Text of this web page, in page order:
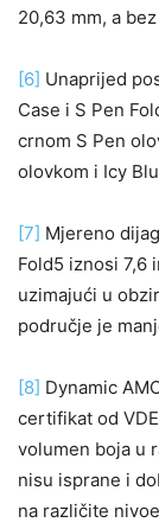
20,63 mm, a
[6] Unaprijed
Case i S Pen
crnom S Pen
olovkom i Icy
[7] Mjereno
Fold5 iznosi 7,6
uzimajući u
područje je
[8] Dynamic
certifikat od
volumen boja u
nisu isprane i
na različite